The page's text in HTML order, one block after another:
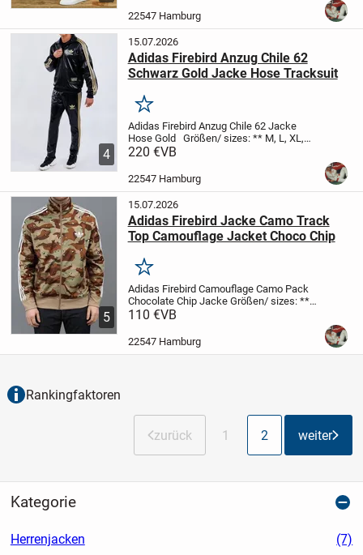
Chocolate Chip / desert 6-Colors
Hose...
22547 Hamburg
4
15.07.2026
Adidas Firebird Anzug Chile 62
Schwarz Gold Jacke Hose Tracksuit
Merken
Adidas Firebird Anzug Chile 62 Jacke
Hose Gold
Größen/ sizes: ** M, L, XL,
XXL **Zustand/condition: Neu mit Etikett
Preis pro Anzug (Jacke+Hose)
220 €VB
22547 Hamburg
5
15.07.2026
Adidas Firebird Jacke Camo Track
Top Camouflage Jacket Choco Chip
Merken
Adidas Firebird Camouflage Camo Pack
Chocolate Chip Jacke Größen/ sizes: **
XS, S, M, L, XL, XXL **
Chocolate Chip / desert 6-Colors
110 €VB
22547 Hamburg
Rankingfaktoren
zurück 1 2 weiter
Kategorie
Herrenjacken
(7)